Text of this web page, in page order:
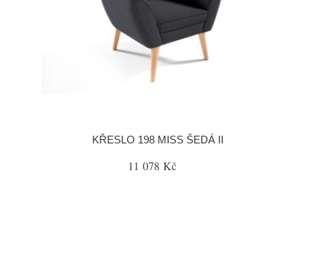
KŘESLO 198 MISS ŠEDÁ II
11 078 Kč